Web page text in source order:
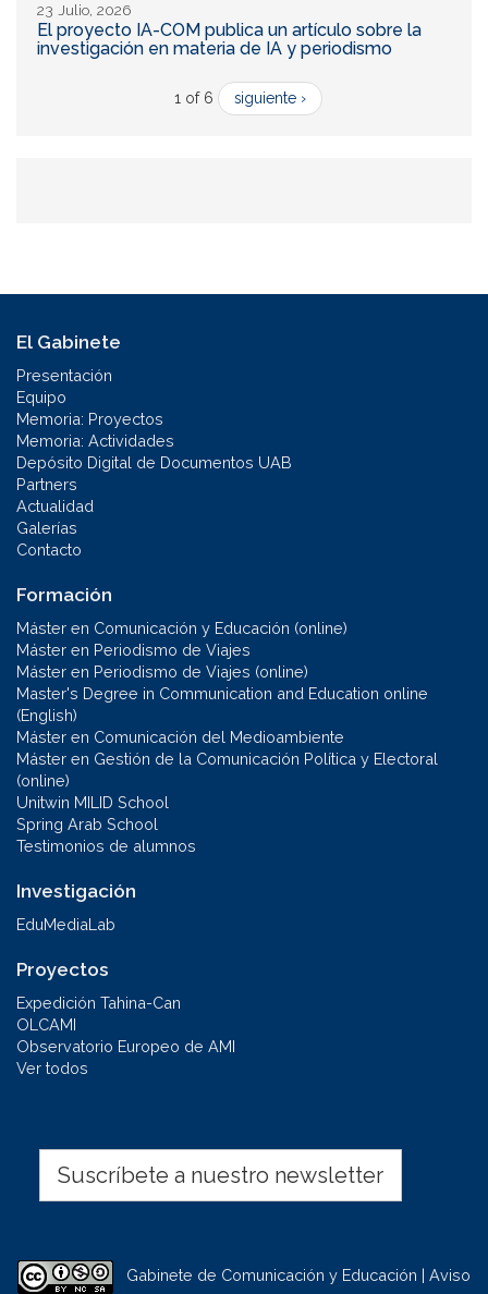
23 Julio, 2026
El proyecto IA-COM publica un artículo sobre la
investigación en materia de IA y periodismo
1 of 6 siguiente ›
El Gabinete
Presentación
Equipo
Memoria: Proyectos
Memoria: Actividades
Depósito Digital de Documentos UAB
Partners
Actualidad
Galerías
Contacto
Formación
Máster en Comunicación y Educación (online)
Máster en Periodismo de Viajes
Máster en Periodismo de Viajes (online)
Master's Degree in Communication and Education online
(English)
Máster en Comunicación del Medioambiente
Máster en Gestión de la Comunicación Política y Electoral
(online)
Unitwin MILID School
Spring Arab School
Testimonios de alumnos
Investigación
EduMediaLab
Proyectos
Expedición Tahina-Can
OLCAMI
Observatorio Europeo de AMI
Ver todos
Suscríbete a nuestro newsletter
Gabinete de Comunicación y Educación | Aviso